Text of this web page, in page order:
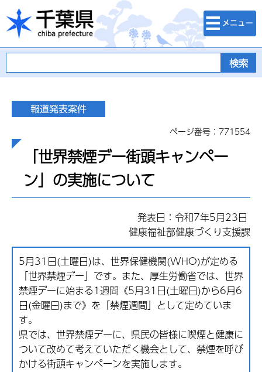
千葉県
検索・メニュ
ー
ページ番号：771554
「世界禁煙デー街頭キャンペー
ン」の実施について
発表日：令和7年5月23日
健康福祉部健康づくり支援課
5月31日(土曜日)は、世界保健機関(WHO)が定める
「世界禁煙デー」です。また、厚生労働省では、世界
禁煙デーに始まる1週間《5月31日(土曜日)から6月6
日(金曜日)まで》を「禁煙週間」として定めていま
す。
県では、世界禁煙デーに、県民の皆様に喫煙と健康に
ついて改めて考えていただく機会として、禁煙を呼び
かける街頭キャンペーンを実施します。